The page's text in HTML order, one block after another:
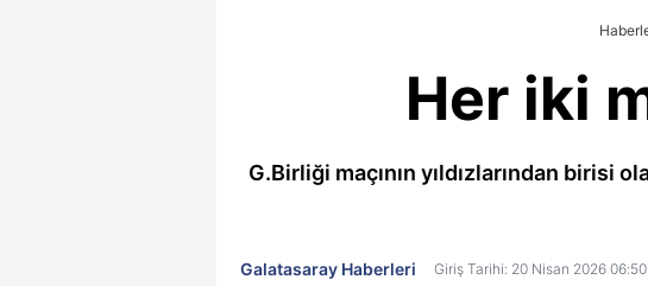
Her iki
G.Birliği maçının yıldızlarından birisi
Galatasaray Haberleri Giriş Tarihi: 20 Nisan 2026 06:50